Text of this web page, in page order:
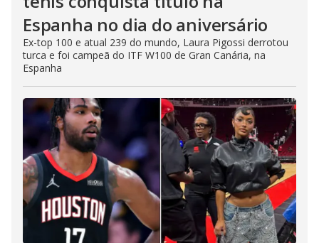
Espanha no dia do aniversário
Ex-top 100 e atual 239 do mundo, Laura Pigossi derrotou
turca e foi campeã do ITF W100 de Gran Canária, na
Espanha